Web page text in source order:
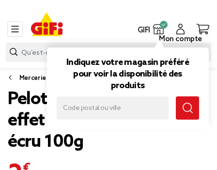
GIFI
Indiquez votre magasin préféré
pour voir la disponibilité des
produits
Mon compte
Mercerie
Pelote fil à tricoter 200m
effet velours polyester
écru 100g
2,19 €